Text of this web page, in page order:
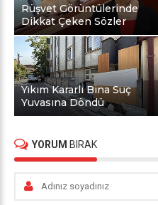
Rüşvet Görüntülerinde
Dikkat Çeken Sözler
Yıkım Kararlı Bina Suç
Yuvasına Döndü
YORUM BIRAK